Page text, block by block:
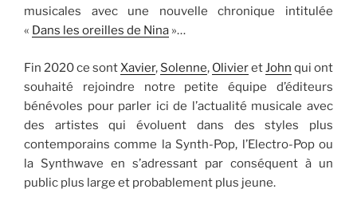
musicales avec une nouvelle chronique intitulée
« Dans les oreilles de Nina »…
Fin 2020 ce sont Xavier, Solenne, Olivieret John qui ont
souhaité rejoindre notre petite équipe d’éditeurs
bénévoles pour parler ici de l’actualité musicale avec
des artistes qui évoluent dans des styles plus
contemporains comme la Synth-Pop, l’Electro-Pop ou
la Synthwave en s’adressant par conséquent à un
public plus large et probablement plus jeune.